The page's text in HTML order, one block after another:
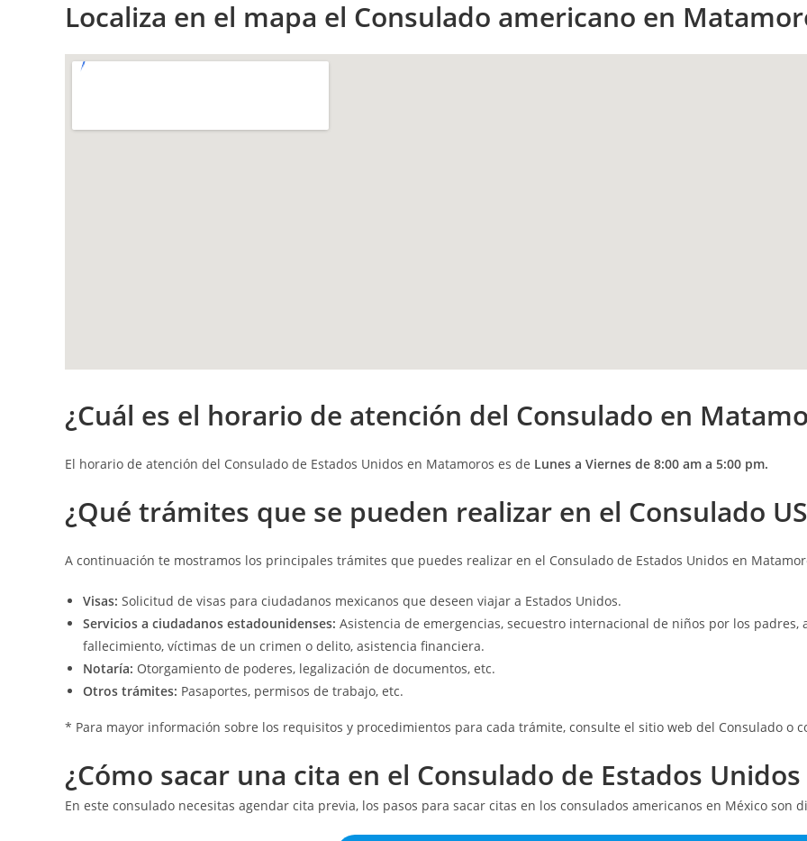
Localiza en el mapa el Consulado americano en
¿Cuál es el horario de atención del Consulado en
El horario de atención del Consulado de Estados Unidos en Matamoros es de Lunes a Viernes de 8:00 am a 5:00 pm.
¿Qué trámites que se pueden realizar en el Consulado
A continuación te mostramos los principales trámites que puedes realizar en el Consulado de Estados Unidos en
Visas: Solicitud de visas para ciudadanos mexicanos que deseen viajar a Estados Unidos.
Servicios a ciudadanos estadounidenses: Asistencia de emergencias, secuestro internacional de niños por los
fallecimiento, víctimas de un crimen o delito, asistencia financiera.
Notaría: Otorgamiento de poderes, legalización de documentos, etc.
Otros trámites: Pasaportes, permisos de trabajo, etc.
* Para mayor información sobre los requisitos y procedimientos para cada trámite, consulte el sitio web del Consulado o
¿Cómo sacar una cita en el Consulado de Estados
En este consulado necesitas agendar cita previa, los pasos para sacar citas en los consulados americanos en México son